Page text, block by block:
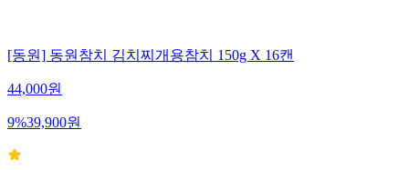
[동원] 동원참치 김치찌개용참치 150g X 16캔
44,000원
9%39,900원